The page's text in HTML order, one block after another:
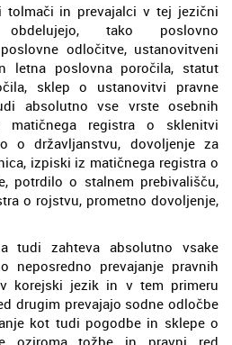
tolmači in prevajalci v tej jezični
tako poslovno
odločitve, ustanovitveni
letna poslovna poročila, statut
sklep o ustanovitvi pravne
absolutno vse vrste osebnih
matičnega registra o sklenitvi
o državljanstvu, dovoljenje za
izpiski iz matičnega registra o
potrdilo o stalnem prebivališču,
o rojstvu, prometno dovoljenje,
tudi zahteva absolutno vsake
neposredno prevajanje pravnih
korejski jezik in v tem primeru
drugim prevajajo sodne odločbe
kot tudi pogodbe in sklepe o
oziroma tožbe in pravni red